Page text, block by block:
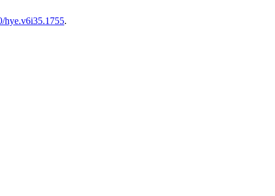
hye.v6i35.1755.